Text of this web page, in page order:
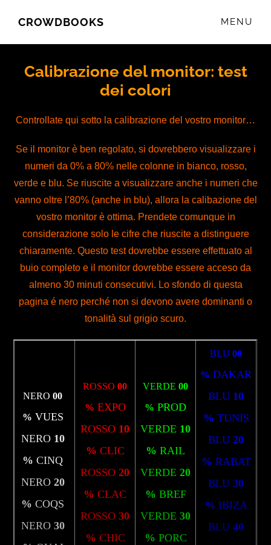
CROWDBOOKS MENU
Calibrazione del monitor: test
dei colori
Controllate qui sotto la calibrazione del vostro monitor…
Se il monitor è ben regolato, si dovrebbero visualizzare i
numeri da 0% a 80% nelle colonne in bianco, rosso,
verde e blu. Se riuscite a visualizzare anche i numeri che
vanno oltre l’80% (anche in blu), allora la calibazione del
vostro monitor è ottima. Prendete comunque in
considerazione solo le cifre che riuscite a distinguere
chiaramente. Questo test dovrebbe essere effettuato al
buio completo e il monitor dovrebbe essere acceso da
almeno 30 minuti consecutivi. Lo sfondo di questa
pagina é nero perché non si devono avere dominanti o
tonalità sul grigio scuro.
NERO00
% VUES
NERO 10
% CINQ
NERO 20
% COQS
NERO 30
ROSSO00
% EXPO
ROSSO 10
% CLIC
ROSSO20
% CLAC
ROSSO30
% CHIC
VERDE00
% PROD
VERDE 10
% RAIL
VERDE20
% BREF
VERDE30
% PORC
BLU00
% DAKAR
BLU 10
% TUNIS
BLU20
% RABAT
BLU30
% IBIZA
BLU40